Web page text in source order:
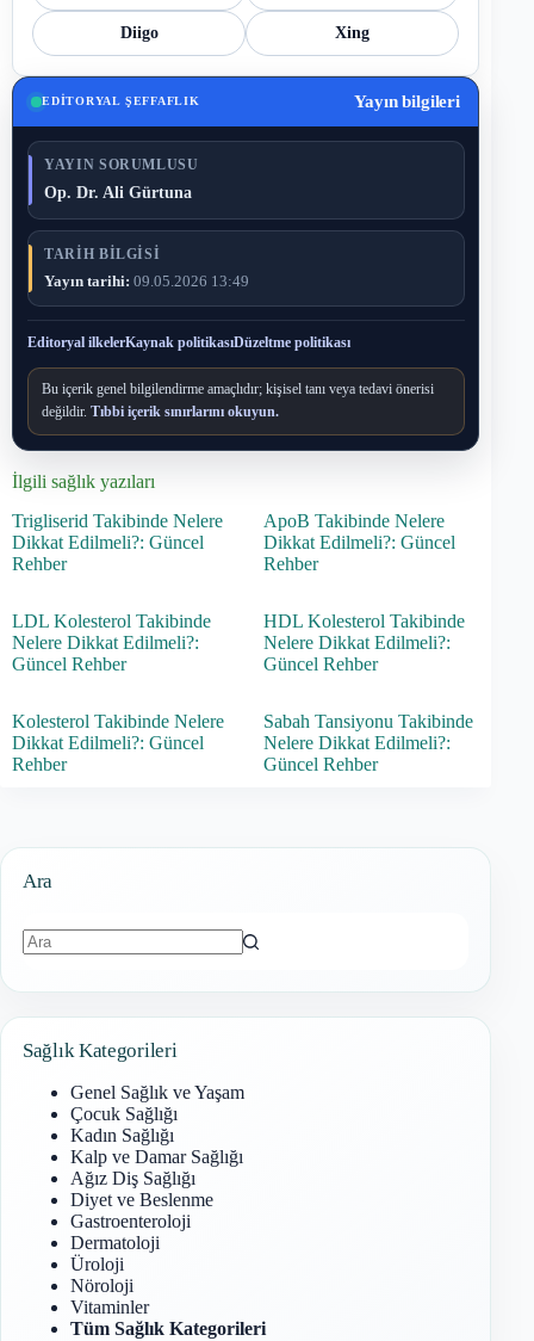
Diigo Xing
EDITORYAL ŞEFFAFLIK Yayın bilgileri
YAYIN SORUMLUSU
Op. Dr. Ali Gürtuna
TARIH BILGISI
Yayın tarihi: 09.05.2026 13:49
Editoryal ilkelerKaynak politikasıDüzeltme politikası
Bu içerik genel bilgilendirme amaçlıdır; kişisel tanı veya tedavi önerisi
değildir. Tıbbi içerik sınırlarını okuyun.
İlgili sağlık yazıları
Trigliserid Takibinde Nelere
Dikkat Edilmeli?: Güncel
Rehber
ApoB Takibinde Nelere
Dikkat Edilmeli?: Güncel
Rehber
LDL Kolesterol Takibinde
Nelere Dikkat Edilmeli?:
Güncel Rehber
HDL Kolesterol Takibinde
Nelere Dikkat Edilmeli?:
Güncel Rehber
Kolesterol Takibinde Nelere
Dikkat Edilmeli?: Güncel
Rehber
Sabah Tansiyonu Takibinde
Nelere Dikkat Edilmeli?:
Güncel Rehber
Ara
Sağlık Kategorileri
Genel Sağlık ve Yaşam
Çocuk Sağlığı
Kadın Sağlığı
Kalp ve Damar Sağlığı
Ağız Diş Sağlığı
Diyet ve Beslenme
Gastroenteroloji
Dermatoloji
Üroloji
Nöroloji
Vitaminler
Tüm Sağlık Kategorileri